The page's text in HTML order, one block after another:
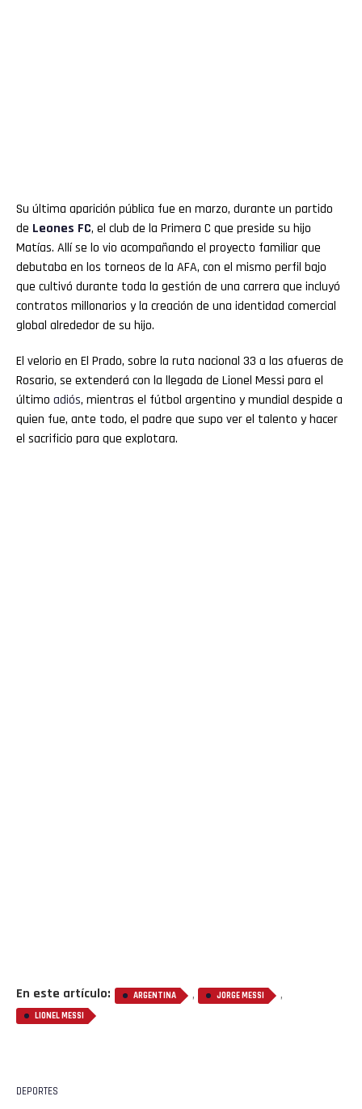
Su última aparición pública fue en marzo, durante un partido
de Leones FC, el club de la Primera C que preside su hijo
Matías. Allí se lo vio acompañando el proyecto familiar que
debutaba en los torneos de la AFA, con el mismo perfil bajo
que cultivó durante toda la gestión de una carrera que incluyó
contratos millonarios y la creación de una identidad comercial
global alrededor de su hijo.
El velorio en El Prado, sobre la ruta nacional 33 a las afueras de
Rosario, se extenderá con la llegada de Lionel Messi para el
último adiós, mientras el fútbol argentino y mundial despide a
quien fue, ante todo, el padre que supo ver el talento y hacer
el sacrificio para que explotara.
En este artículo: ARGENTINA , JORGE MESSI ,
LIONEL MESSI
DEPORTES